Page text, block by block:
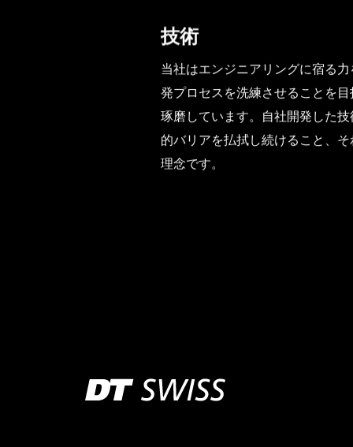
技術
当社はエンジニアリングに宿る
発プロセスを洗練させることを
琢磨しています。自社開発した
的バリアを払拭し続けること、
理念です。